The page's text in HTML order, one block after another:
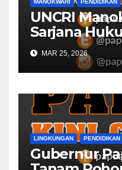
MANOKWARI PENDIDIKAN
UNCRI
Sarjana
MAR 25, 2026
LINGKUNGAN PENDIDIKAN
Gubernur